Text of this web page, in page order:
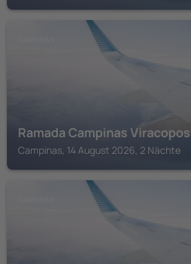
Ramada Campinas Viracopos
Campinas, 14 August 2026, 2 Nächte